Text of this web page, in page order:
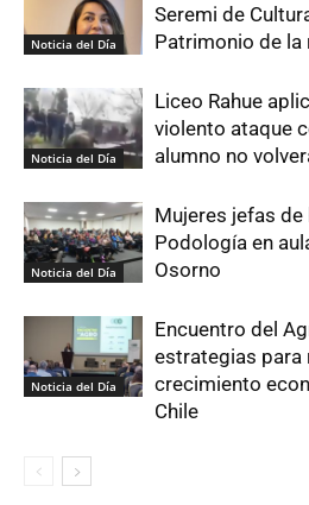
Noticia del Día
Seremi de
Patrimonio de la
Noticia del Día
Liceo Rahue
violento ataque
alumno no
Noticia del Día
Mujeres jefas
Podología en
Osorno
Noticia del Día
Encuentro del
estrategias para
crecimiento
Chile